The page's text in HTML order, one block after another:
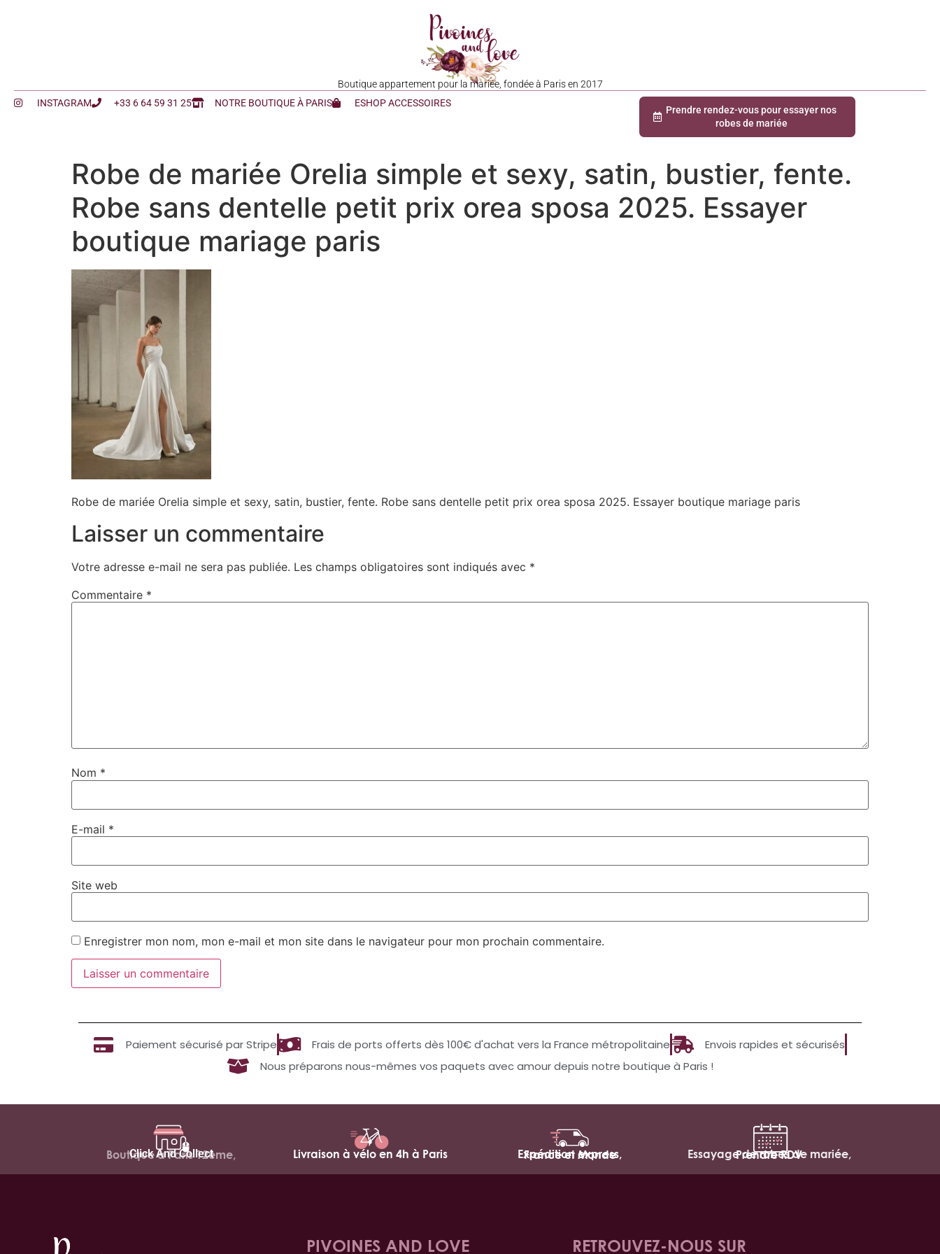
Boutique appartement pour la mariée, fondée à Paris en 2017
INSTAGRAM
+33 6 64 59 31 25 NOTRE BOUTIQUE À PARIS ESHOP ACCESSOIRES
Prendre rendez-vous pour essayer nos
robes de mariée
Robe de mariée Orelia simple et sexy, satin, bustier, fente.
Robe sans dentelle petit prix orea sposa 2025. Essayer
boutique mariage paris
Robe de mariée Orelia simple et sexy, satin, bustier, fente. Robe sans dentelle petit prix orea sposa 2025. Essayer boutique mariage paris
Laisser un commentaire
Votre adresse e-mail ne sera pas publiée. Les champs obligatoires sont indiqués avec *
Commentaire *
Nom *
E-mail *
Site web
Enregistrer mon nom, mon e-mail et mon site dans le navigateur pour mon prochain commentaire.
Paiement sécurisé par Stripe Frais de ports offerts dès 100€ d'achat vers la France métropolitaine
Envois rapides et sécurisés
Nous préparons nous-mêmes vos paquets avec amour depuis notre boutique à Paris !
Click And Collect
Boutique à Paris 12ème, Livraison à vélo en 4h à Paris Expédition express,
France et Monde Essayage de robes de mariée,
Prendre RDV
PIVOINES AND LOVE RETROUVEZ-NOUS SUR